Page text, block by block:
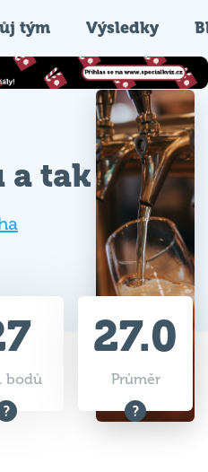
tým Výsledky
a tak
bodů
27.0
Průměr